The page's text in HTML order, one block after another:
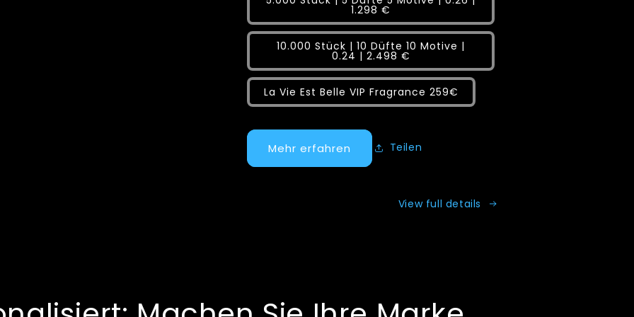
1.298 €
10.000 Stück | 10 Düfte 10 Motive |
0.24 | 2.498 €
La Vie Est Belle VIP Fragrance 259€
Mehr erfahren Teilen
View full details